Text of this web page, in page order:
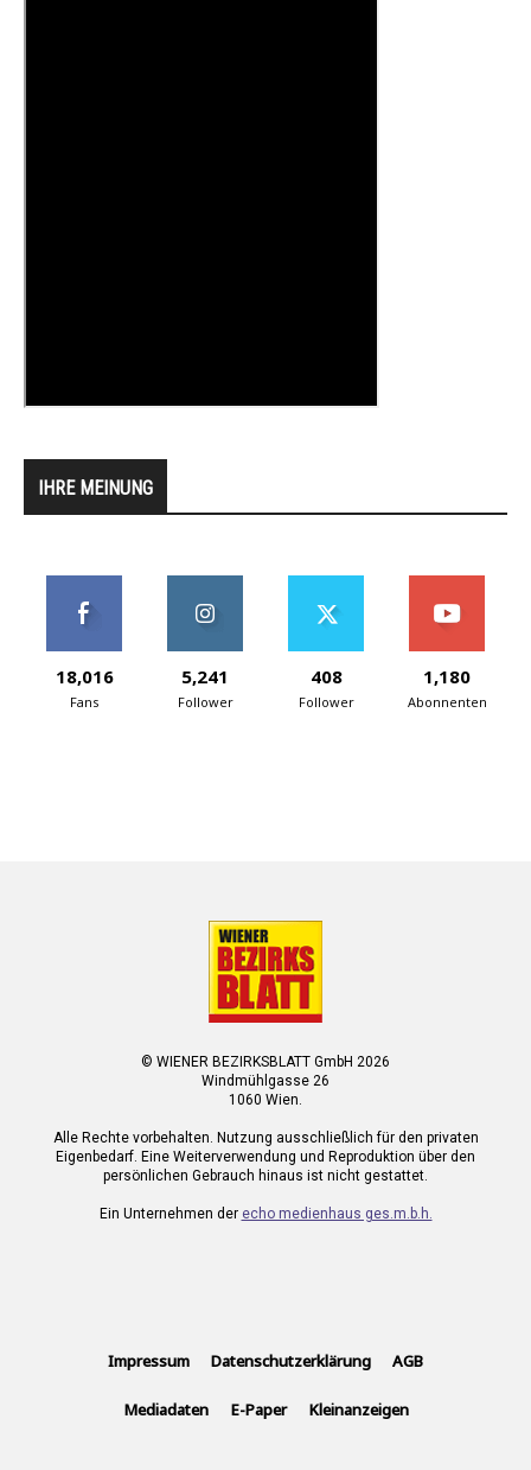
IHRE MEINUNG
18,016
Fans
5,241
Follower
408
Follower
1,180
Abonnenten
© WIENER BEZIRKSBLATT GmbH 2026
Windmühlgasse 26
1060 Wien.
Alle Rechte vorbehalten. Nutzung ausschließlich für den privaten
Eigenbedarf. Eine Weiterverwendung und Reproduktion über den
persönlichen Gebrauch hinaus ist nicht gestattet.
Ein Unternehmen der echo medienhaus ges.m.b.h.
Impressum Datenschutzerklärung AGB
Mediadaten E-Paper Kleinanzeigen